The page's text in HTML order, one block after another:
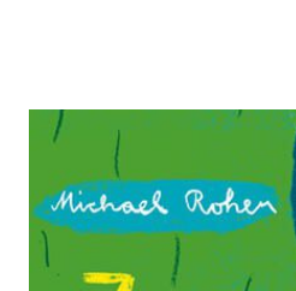
Zu Fuß
Zur Wunschliste hinzufügen